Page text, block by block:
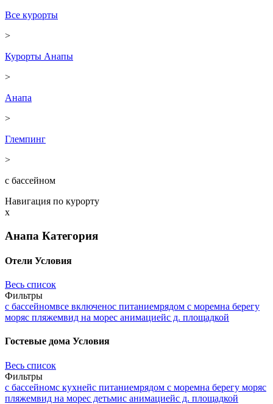
Все курорты
>
Курорты Анапы
>
Анапа
>
Глемпинг
>
с бассейном
Навигация по курорту
x
Анапа Категория
Отели Условия
Весь список
Фильтры
с бассейномвсе включенос питаниемрядом с моремна берегу
моряс пляжемвид на морес анимациейс д. площадкой
Гостевые дома Условия
Весь список
Фильтры
с бассейномс кухнейс питаниемрядом с моремна берегу моряс
пляжемвид на морес детьмис анимациейс д. площадкой